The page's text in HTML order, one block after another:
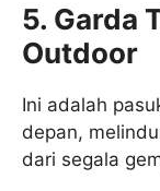
5. Garda
Outdoor
Ini adalah
depan,
dari segala